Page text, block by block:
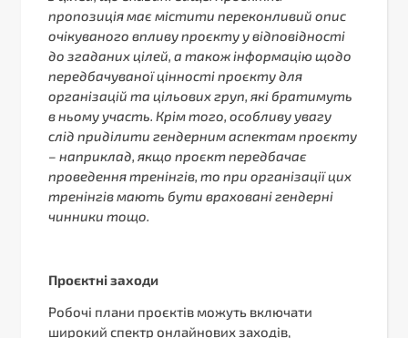
пропозиція має містити переконливий опис
очікуваного впливу проєкту у відповідності
до згаданих цілей, а також інформацію щодо
передбачуваної цінності проєкту для
організацій та цільових груп, які братимуть
в ньому участь. Крім того, особливу увагу
слід приділити гендерним аспектам проєкту
– наприклад, якщо проєкт передбачає
проведення тренінгів, то при організації цих
тренінгів мають бути враховані гендерні
чинники тощо.
Проєктні заходи
Робочі плани проєктів можуть включати
широкий спектр онлайнових заходів,